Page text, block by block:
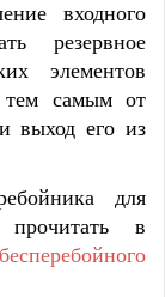
входного
резервное
элементов
тем самым от
выход его из
для
прочитать в